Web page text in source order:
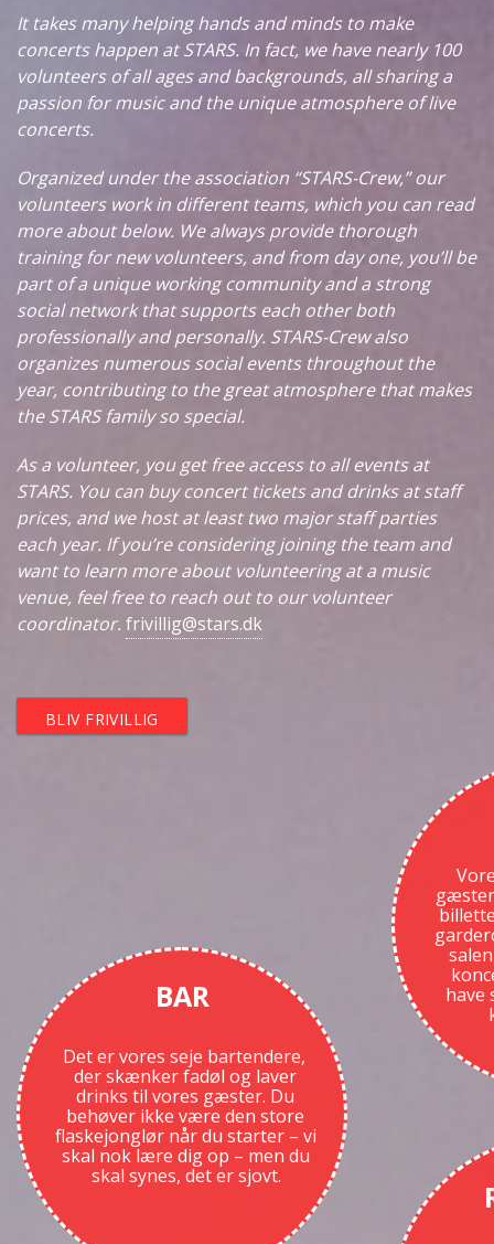
It takes many helping hands and minds to make
concerts happen at STARS. In fact, we have nearly 100
volunteers of all ages and backgrounds, all sharing a
passion for music and the unique atmosphere of live
concerts.
Organized under the association “STARS-Crew,” our
volunteers work in different teams, which you can read
more about below. We always provide thorough
training for new volunteers, and from day one, you’ll be
part of a unique working community and a strong
social network that supports each other both
professionally and personally. STARS-Crew also
organizes numerous social events throughout the
year, contributing to the great atmosphere that makes
the STARS family so special.
As a volunteer, you get free access to all events at
STARS. You can buy concert tickets and drinks at staff
prices, and we host at least two major staff parties
each year. If you’re considering joining the team and
want to learn more about volunteering at a music
venue, feel free to reach out to our volunteer
coordinator. frivillig@stars.dk
BLIV FRIVILLIG
BAR
Det er vores seje bartendere,
der skænker fadøl og laver
drinks til vores gæster. Du
behøver ikke være den store
flaskejonglør når du starter – vi
skal nok lære dig op – men du
skal synes, det er sjovt.
have